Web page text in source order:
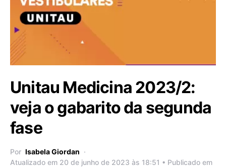
Unitau Medicina 2023/2:
veja o gabarito da segunda
fase
Por Isabela Giordan
Atualizado em 20 de junho de 2023 às 18:51 • Publicado em